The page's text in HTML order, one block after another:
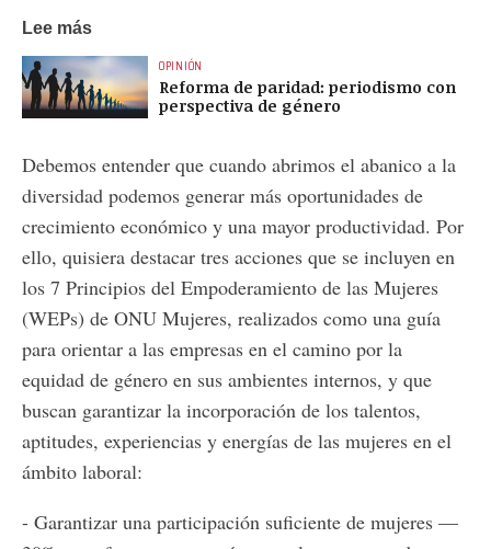
Lee más
OPINIÓN
Reforma de paridad: periodismo con
perspectiva de género
Debemos entender que cuando abrimos el abanico a la
diversidad podemos generar más oportunidades de
crecimiento económico y una mayor productividad. Por
ello, quisiera destacar tres acciones que se incluyen en
los 7 Principios del Empoderamiento de las Mujeres
(WEPs) de ONU Mujeres, realizados como una guía
para orientar a las empresas en el camino por la
equidad de género en sus ambientes internos, y que
buscan garantizar la incorporación de los talentos,
aptitudes, experiencias y energías de las mujeres en el
ámbito laboral:
- Garantizar una participación suficiente de mujeres —